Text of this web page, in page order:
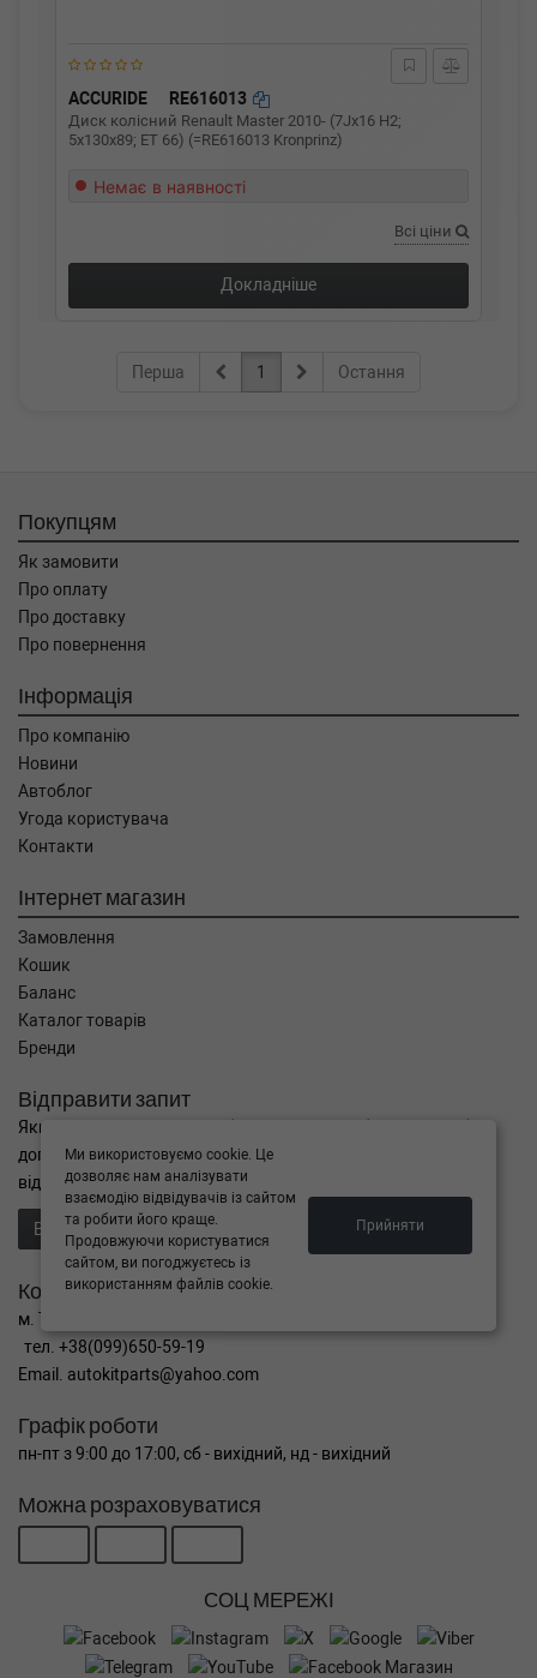
ACCURIDE RE616013
Диск колісний Renault Master 2010- (7Jx16 H2;
5x130x89; ET 66) (=RE616013 Kronprinz)
Немає в наявності
Всі ціни
Докладніше
Перша 1 Остання
Покупцям
Як замовити
Про оплату
Про доставку
Про повернення
Інформація
Про компанію
Новини
Автоблог
Угода користувача
Контакти
Інтернет магазин
Замовлення
Кошик
Баланс
Каталог товарів
Бренди
Відправити запит
Якщо Ви не знайшли потрібні запчастини, або Вам потрібна
допомога в підборі,
відправте нам запит - ми Вам допоможемо
Відправити запит продавцю
Контакти
м. Тернопіль вул. Микулинецька 106а
тел. +38(099)650-59-19
Email. autokitparts@yahoo.com
Графік роботи
пн-пт з 9:00 до 17:00, сб - вихідний, нд - вихідний
Можна розраховуватися
СОЦ МЕРЕЖІ
Ми використовуємо cookie. Це
дозволяє нам аналізувати
взаємодію відвідувачів із сайтом
та робити його краще.
Продовжуючи користуватися
сайтом, ви погоджуєтесь із
використанням файлів cookie.
Прийняти